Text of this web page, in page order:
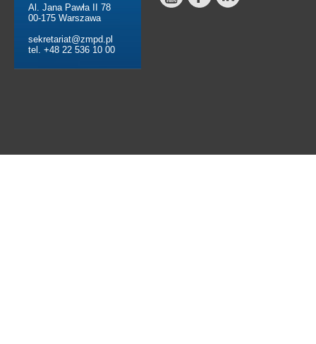
Al. Jana Pawła II 78
00-175 Warszawa
sekretariat@zmpd.pl
tel. +48 22 536 10 00